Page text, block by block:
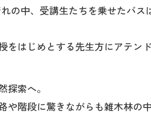
の中、受講生たちを乗せたバス
はじめとする先生方にアテン
索へ。
階段に驚きながらも雑木林の